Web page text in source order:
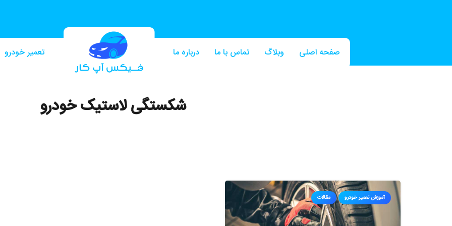
صفحه اصلی وبلاگ تماس با ما درباره ما تعمیر خودرو
شکستگی لاستیک خودرو
آموزش تعمیر خودرو مقالات